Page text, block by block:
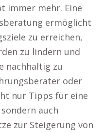
immer mehr. Eine
ermöglicht
zu erreichen,
zu lindern und
nachhaltig zu
oder
nur Tipps für eine
auch
zur Steigerung von